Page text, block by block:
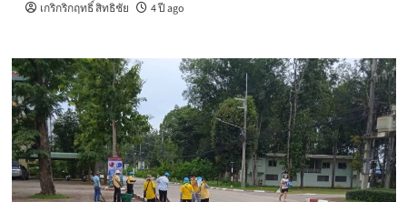
เกริกริกฤทธิ์ สิทธิชัย 4 ปี ago